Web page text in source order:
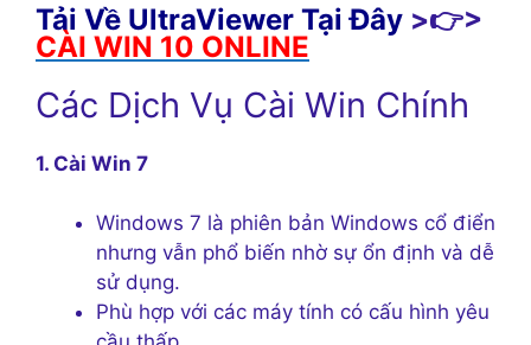
Tải Về UltraViewer Tại Đây >👉>
CÀI WIN 10 ONLINE
Các Dịch Vụ Cài Win Chính
1. Cài Win 7
Windows 7 là phiên bản Windows cổ điển
nhưng vẫn phổ biến nhờ sự ổn định và dễ
sử dụng.
Phù hợp với các máy tính có cấu hình yêu